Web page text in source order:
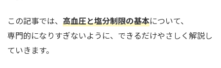
この記事では、 高血圧と塩分制限の基本について、
専門的になりすぎないように、できるだけやさしく解説し
ていきます。